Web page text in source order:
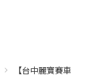
【台中麗寶賽車